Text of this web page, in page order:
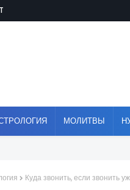
МОЛИТВЫ
Куда звонить, если звонить